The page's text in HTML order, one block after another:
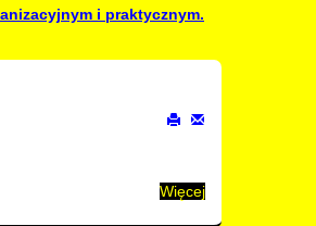
i praktycznym.
Więcej